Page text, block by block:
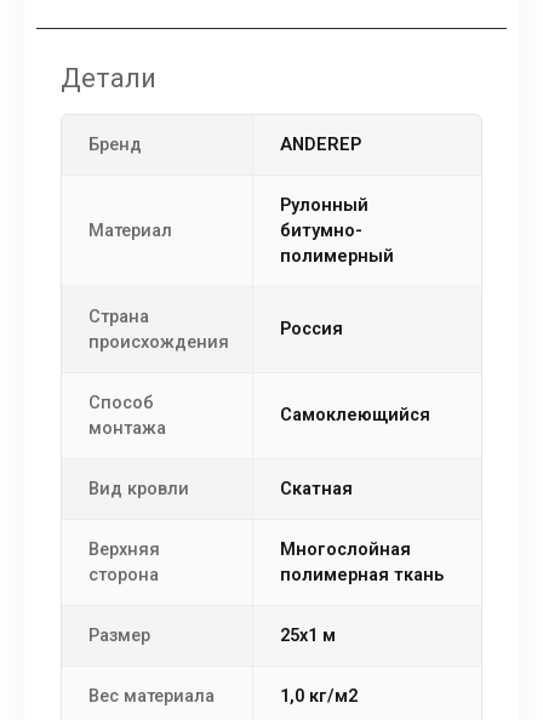
Детали
Бренд ANDEREP
Материал
рулонный
битумно-
полимерный
Страна
происхождения
Россия
Способ
монтажа
самоклеющийся
Вид кровли скатная
Верхняя
сторона
многослойная
полимерная ткань
Размер 25х1 м
Вес материала 1,0 кг/м2